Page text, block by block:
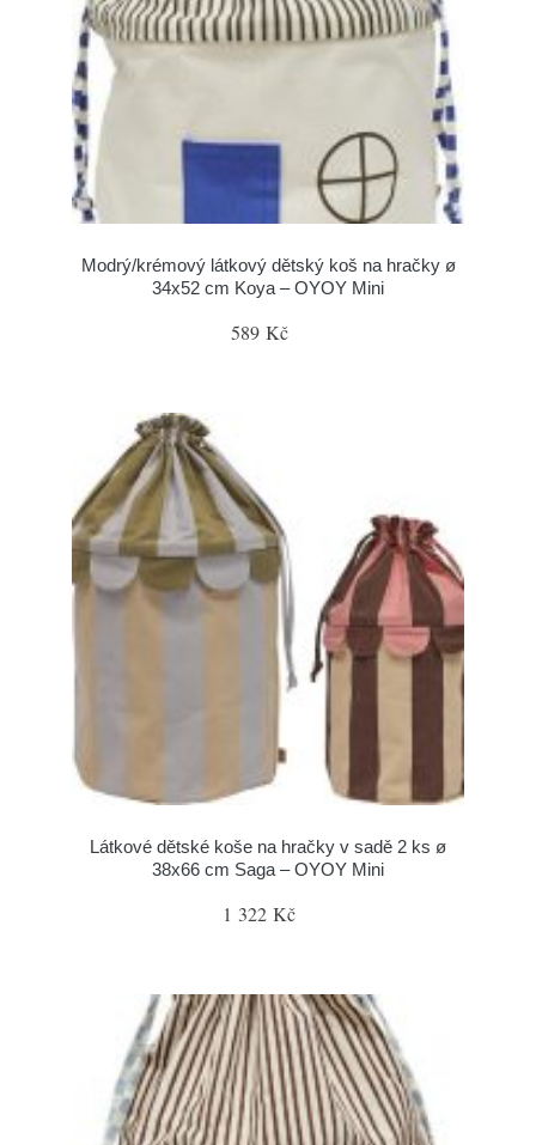
Modrý/krémový látkový dětský koš na hračky ø
34x52 cm Koya – OYOY Mini
589 Kč
Látkové dětské koše na hračky v sadě 2 ks ø
38x66 cm Saga – OYOY Mini
1 322 Kč